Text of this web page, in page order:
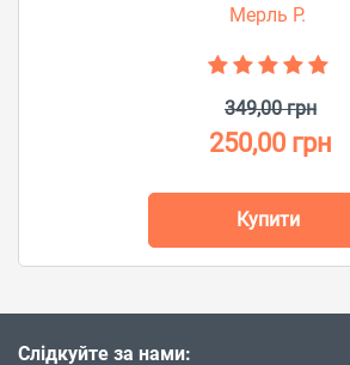
Мерль Р.
349,00 грн
250,00 грн
Купити
Слідкуйте за нами: